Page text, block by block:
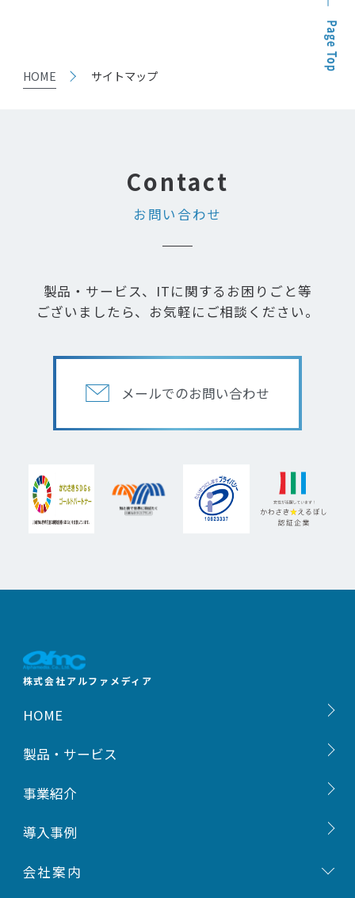
HOME サイトマップ
お問い合わせ
製品・サービス、ITに関するお困りごと等
ございましたら、お気軽にご相談ください。
メールでのお問い合わせ
株式会社アルファメディア
HOME
製品・サービス
事業紹介
導入事例
会社案内
ご挨拶
会社概要
事業内容